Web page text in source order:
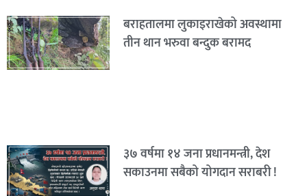
बराहतालमा लुकाइराखेको अवस्थामा
तीन थान भरुवा बन्दुक बरामद
३७ वर्षमा १४ जना प्रधानमन्त्री, देश
सकाउनमा सबैको योगदान सराबरी !